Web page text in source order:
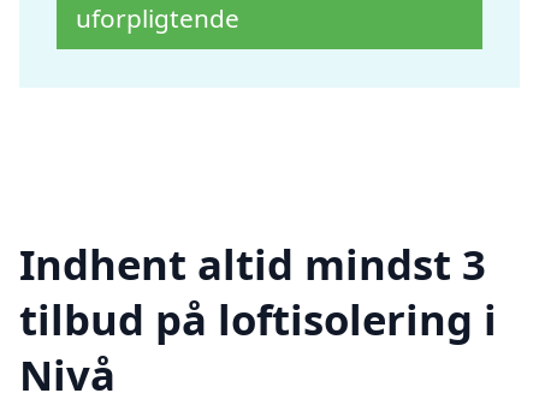
uforpligtende
Indhent altid mindst 3
tilbud på loftisolering i
Nivå